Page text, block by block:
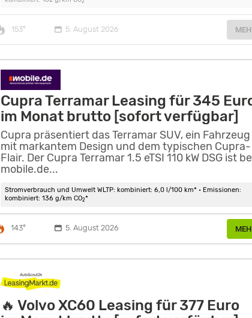
153° 5. August 2026
Cupra Terramar Leasing für 345
im Monat brutto [sofort verfügbar]
Cupra präsentiert das Terramar SUV, ein Fahrzeug
mit markantem Design und dem typischen Cupra-
Flair. Der Cupra Terramar 1.5 eTSI 110 kW DSG ist
mobile.de...
Stromverbrauch und Umwelt WLTP: kombiniert: 6,0 l/100 km* • Emissionen:
kombiniert: 136 g/km CO2*
143° 5. August 2026
🔥 Volvo XC60 Leasing für 377 Euro